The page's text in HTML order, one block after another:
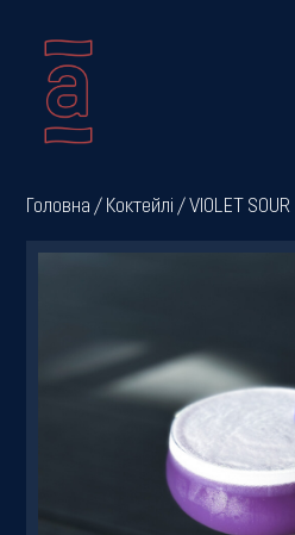
Про
нас
Новини
Головна / Коктейлі / VIOLET SOUR